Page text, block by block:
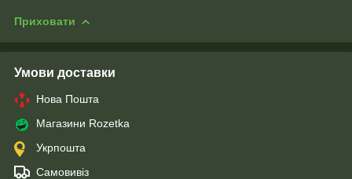
Приховати
Умови доставки
Нова Пошта
Магазини Rozetka
Укрпошта
Самовивіз